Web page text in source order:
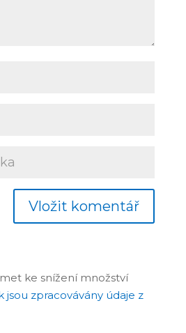
ke snížení množství
jsou zpracovávány údaje z